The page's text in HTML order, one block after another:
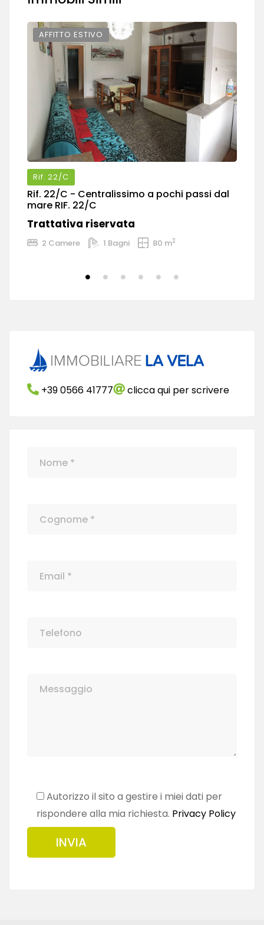
AFFITTO ESTIVO
Rif.22/C
Rif. 22/C - Centralissimo a pochi passi dal
mare RIF. 22/C
Trattativa riservata
2 Camere 1 Bagni 80 m2
+39 0566 41777 clicca qui per scrivere
Autorizzo il sito a gestire i miei dati per
rispondere alla mia richiesta. Privacy Policy